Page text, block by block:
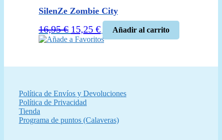
era:
es:
10,00 €.
SilenZe Zombie City
16,95€ El
precio
15,25 €El
precio
Añadir al carrito
Añade a Favoritos
Política de Envíos y Devoluciones
Política de Privacidad
Tienda
Programa de puntos (Calaveras)